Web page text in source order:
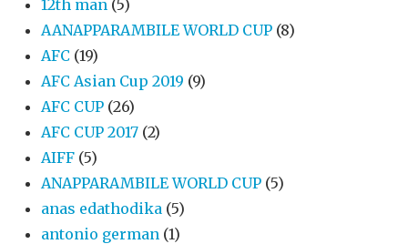
12th man (5)
AANAPPARAMBILE WORLD CUP (8)
AFC (19)
AFC Asian Cup 2019 (9)
AFC CUP (26)
AFC CUP 2017 (2)
AIFF (5)
ANAPPARAMBILE WORLD CUP (5)
anas edathodika (5)
antonio german (1)